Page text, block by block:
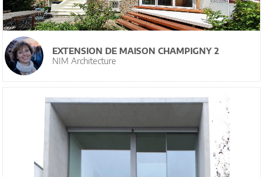
EXTENSION DE MAISON CHAMPIGNY 2
NIM Architecture